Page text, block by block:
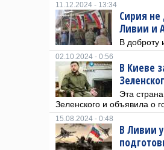
11.12.2024 - 13:34
Сирия
Ливии и
В доброту
02.10.2024 - 0:56
В Киеве
Эта
Зеленского и объявила о
15.08.2024 - 0:48
В Ливии